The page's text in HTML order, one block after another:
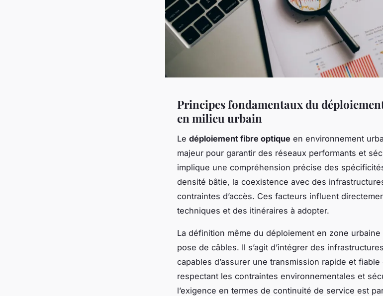
Principes fondamentaux du
en milieu urbain
Le déploiement fibre optique en environnement
majeur pour garantir des réseaux performants et
implique une compréhension précise des
densité bâtie, la coexistence avec des
contraintes d’accès. Ces facteurs influent
techniques et des itinéraires à adopter.
La définition même du déploiement en zone
pose de câbles. Il s’agit d’intégrer des
capables d’assurer une transmission rapide et
respectant les contraintes environnementales et
l’exigence en termes de continuité de service est